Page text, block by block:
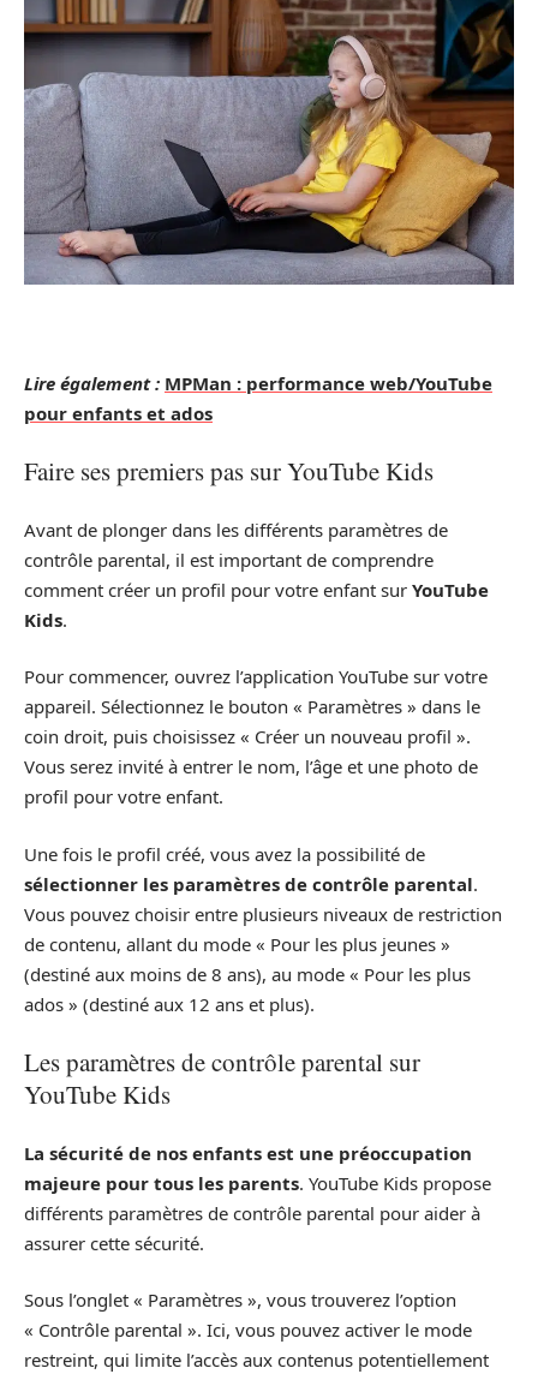
Lire également : MPMan : performance web/YouTube
pour enfants et ados
Faire ses premiers pas sur YouTube Kids
Avant de plonger dans les différents paramètres de
contrôle parental, il est important de comprendre
comment créer un profil pour votre enfant sur YouTube
Kids.
Pour commencer, ouvrez l’application YouTube sur votre
appareil. Sélectionnez le bouton « Paramètres » dans le
coin droit, puis choisissez « Créer un nouveau profil ».
Vous serez invité à entrer le nom, l’âge et une photo de
profil pour votre enfant.
Une fois le profil créé, vous avez la possibilité de
sélectionner les paramètres de contrôle parental.
Vous pouvez choisir entre plusieurs niveaux de restriction
de contenu, allant du mode « Pour les plus jeunes »
(destiné aux moins de 8 ans), au mode « Pour les plus
ados » (destiné aux 12 ans et plus).
Les paramètres de contrôle parental sur
YouTube Kids
La sécurité de nos enfants est une préoccupation
majeure pour tous les parents. YouTube Kids propose
différents paramètres de contrôle parental pour aider à
assurer cette sécurité.
Sous l’onglet « Paramètres », vous trouverez l’option
« Contrôle parental ». Ici, vous pouvez activer le mode
restreint, qui limite l’accès aux contenus potentiellement